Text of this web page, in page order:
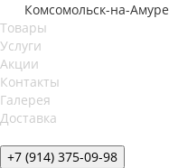
Комсомольск-на-Амуре
Товары
Услуги
Акции
Контакты
Галерея
Доставка
+7 (914) 375-09-98